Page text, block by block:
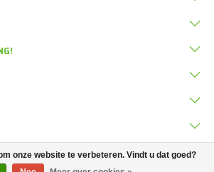
© DRD Knaagdierwinkel
onze website te verbeteren. Vindt u dat goed?